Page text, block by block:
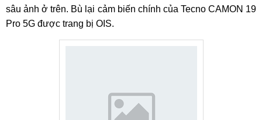
sâu ảnh ở trên. Bù lại cảm biến chính của Tecno CAMON 19
Pro 5G được trang bị OIS.